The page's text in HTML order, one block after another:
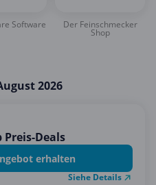
Software Der Feinschmecker
Shop
2026
Preis-Deals
erhalten
Siehe Details